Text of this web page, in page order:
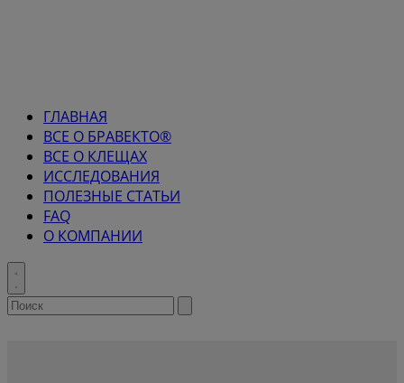
ГЛАВНАЯ
ВСЕ О БРАВЕКТО®
ВСЕ О КЛЕЩАХ
ИССЛЕДОВАНИЯ
ПОЛЕЗНЫЕ СТАТЬИ
FAQ
О КОМПАНИИ
Toggle
search
Search
search